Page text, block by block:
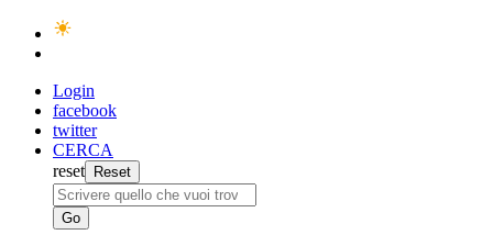
Login
facebook
twitter
CERCA
reset